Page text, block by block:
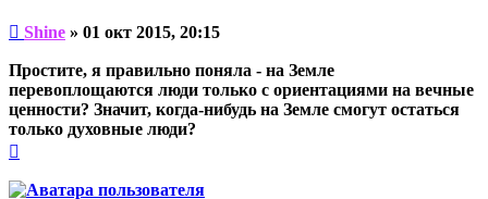
Непрочитанное
Shine » 01 окт 2015, 20:15
Простите, я правильно поняла - на Земле
перевоплощаются люди только с ориентациями на вечные
ценности? Значит, когда-нибудь на Земле смогут остаться
только духовные люди?
началу